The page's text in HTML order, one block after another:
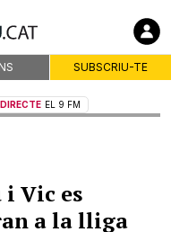
SUBSCRIU-TE
EL 9 FM
Vic es
a la lliga